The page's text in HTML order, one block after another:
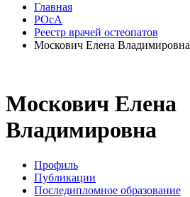
Главная
РОсА
Реестр врачей остеопатов
Москович Елена Владимировна
Москович Елена
Владимировна
Профиль
Публикации
Последипломное образование